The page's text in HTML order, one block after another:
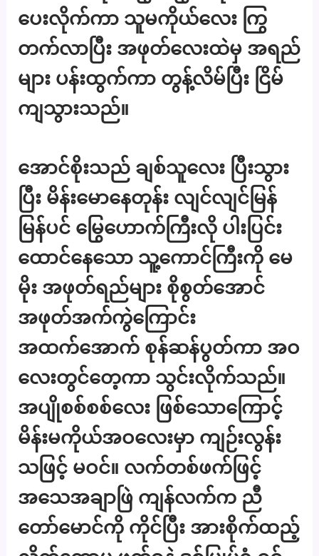
ပေးလိုက်ကာ သူမကိုယ်လေး ကြွ
တက်လာပြီး အဖုတ်လေးထဲမှ အရည်
များ ပန်းထွက်ကာ တွန့်လိမ်ပြီး ငြိမ်
ကျသွားသည်။
အောင်စိုးသည် ချစ်သူလေး ပြီးသွား
ပြီး မိန်းမောနေတုန်း လျင်လျင်မြန်
မြန်ပင် မြွေဟောက်ကြီးလို ပါးပြင်း
ထောင်နေသော သူ့ကောင်ကြီးကို မေ
မိုး အဖုတ်ရည်များ စိုစွတ်အောင်
အဖုတ်အက်ကွဲကြောင်း
အထက်အောက် စုန်ဆန်ပွတ်ကာ အဝ
လေးတွင်တေ့ကာ သွင်းလိုက်သည်။
အပျိုစစ်စစ်လေး ဖြစ်သောကြောင့်
မိန်းမကိုယ်အဝလေးမှာ ကျဉ်းလွန်း
သဖြင့် မဝင်။ လက်တစ်ဖက်ဖြင့်
အသေအချာဖြဲ ကျန်လက်က ညီ
တော်မောင်ကို ကိုင်ပြီး အားစိုက်ထည့်